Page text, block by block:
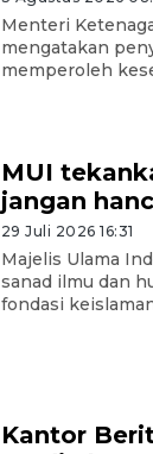
Menteri
mengatakan
memperoleh
MUI
jangan
29 Juli 2026 16:31
Majelis Ulama
sanad ilmu dan
fondasi
Kantor